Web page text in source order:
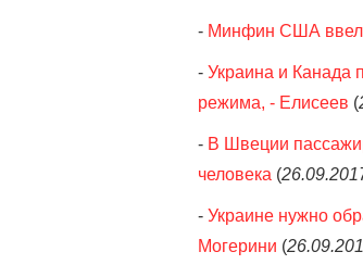
- Минфин США ввел
- Украина и Канада
режима, - Елисеев (
- В Швеции
человека (
- Украине нужно
Могерини (